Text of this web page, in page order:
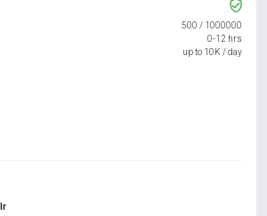
500 / 1000000
0-12 hrs
up to 10K / day